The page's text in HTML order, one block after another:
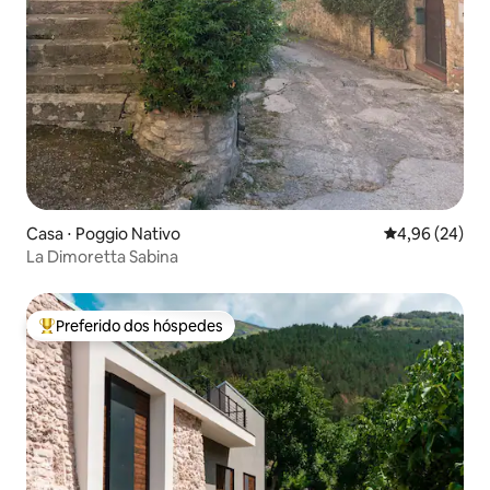
Casa ⋅ Poggio Nativo 4,96 de uma
4,96 (24)
La Dimoretta Sabina
Entre os melhores preferidos dos hóspedes
Preferido dos hóspedes